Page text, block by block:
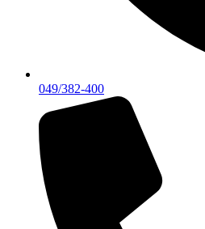
049/382-400